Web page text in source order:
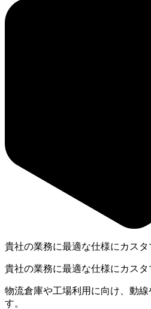
貴社の業務に最適な仕様にカスタ
貴社の業務に最適な仕様にカスタ
物流倉庫や工場利用に向け、動
す。